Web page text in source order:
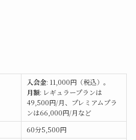
入会金: 11,000円（税込）。
月額: レギュラープランは
49,500円/月、プレミアムプラ
ンは66,000円/月など
60分5,500円